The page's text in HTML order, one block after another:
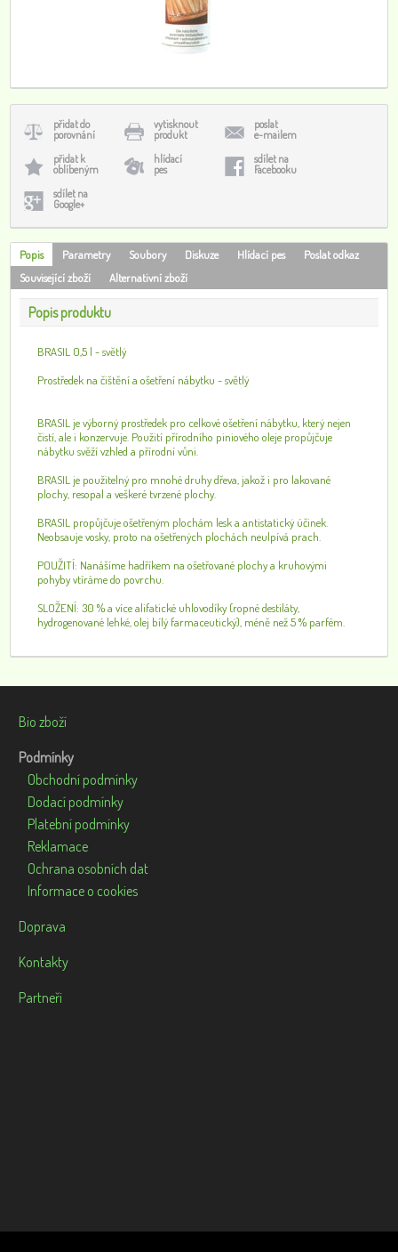
přidat do
porovnání
vytisknout
produkt
poslat
e-mailem
přidat k
oblíbeným
hlídací
pes
sdílet na
Facebooku
sdílet na
Google+
Popis Parametry Soubory Diskuze Hlídací pes
Poslat odkaz
Související zboží
Alternativní zboží
Popis produktu
BRASIL 0,5 l - světlý
Prostředek na čištění a ošetření nábytku - světlý
BRASIL je výborný prostředek pro celkové ošetření nábytku, který nejen
čistí, ale i konzervuje. Použití přírodního piniového oleje propůjčuje
nábytku svěží vzhled a přírodní vůni.
BRASIL je použitelný pro mnohé druhy dřeva, jakož i pro lakované
plochy, resopal a veškeré tvrzené plochy.
BRASIL propůjčuje ošetřeným plochám lesk a antistatický účinek.
Neobsauje vosky, proto na ošetřených plochách neulpívá prach.
POUŽITÍ: Nanášíme hadříkem na ošetřované plochy a kruhovými
pohyby vtíráme do povrchu.
SLOŽENÍ: 30 % a více alifatické uhlovodíky (ropné destiláty,
hydrogenované lehké, olej bílý farmaceutický), méně než 5 % parfém.
Bio zboží
Podmínky
Obchodní podmínky
Dodací podmínky
Platební podmínky
Reklamace
Ochrana osobních dat
Informace o cookies
Doprava
Kontakty
Partneři